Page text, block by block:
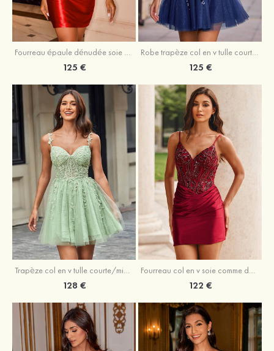
125 € 125 €
Trapèze col en v tulle courte/mini robe de fête de la rentrée avec perles
128 €
Fourreau col en v soie comme du satin courte/mini robe de fête de la rentrée avec paillettes
122 €